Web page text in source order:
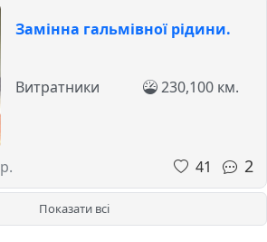
Замінна гальмівної рідини.
Витратники 230,100 км.
41 2
Показати всі